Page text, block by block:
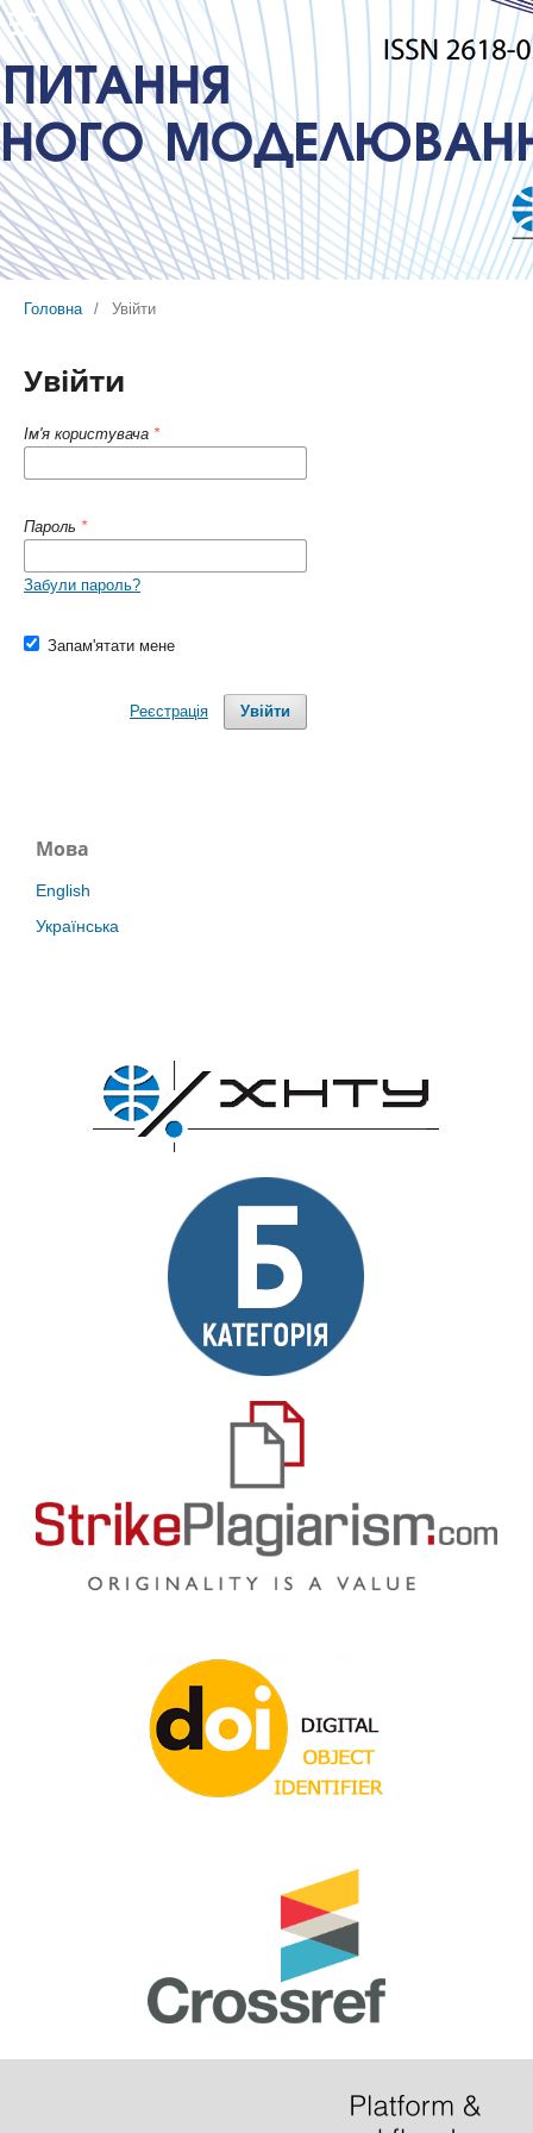
Головна / Увійти
Увійти
Ім'я користувача *
Пароль *
Забули пароль?
Запам'ятати мене
Увійти
Реєстрація
Мова
English
Українська